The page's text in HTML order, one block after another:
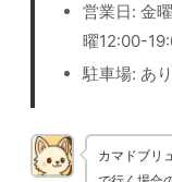
営業日: 金
曜12:00-
駐車場: あり
カマドブリ